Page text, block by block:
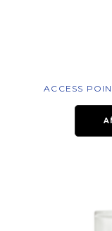
ACCESS